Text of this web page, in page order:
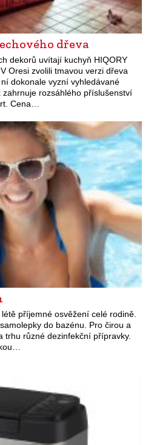
dřeva
dekorů uvítají kuchyň HIQORY
Oresi zvolili tmavou verzi dřeva
dokonale vyzní vyhledávané
rozsáhlého příslušenství
Cena…
příjemné osvěžení celé rodině.
do bazénu. Pro čirou a
trhu různé dezinfekční přípravky.